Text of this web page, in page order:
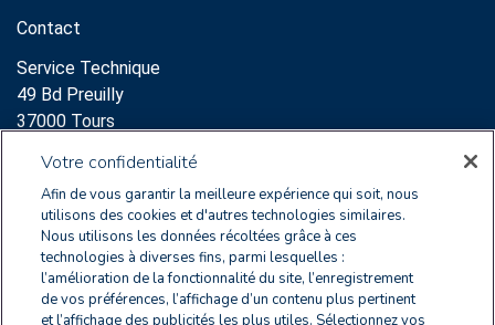
Contact
Service Technique
49 Bd Preuilly
37000 Tours
clearnoxsupport@wolterskluwer.com
+33 2 47 60 65 96
Service Commercial
64 Rue des Archives
75003 Paris
Votre confidentialité
Afin de vous garantir la meilleure expérience qui soit, nous
utilisons des cookies et d'autres technologies similaires.
Nous utilisons les données récoltées grâce à ces
technologies à diverses fins, parmi lesquelles :
l’amélioration de la fonctionnalité du site, l’enregistrement
de vos préférences, l’affichage d’un contenu plus pertinent
et l’affichage des publicités les plus utiles. Sélectionnez vos